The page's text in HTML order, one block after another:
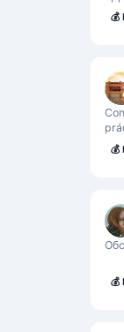
💰
💰
💰